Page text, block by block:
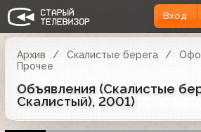
Вход
Архив Скалистые берега
Прочее
Объявления (Скалистые
Скалистый), 2001)